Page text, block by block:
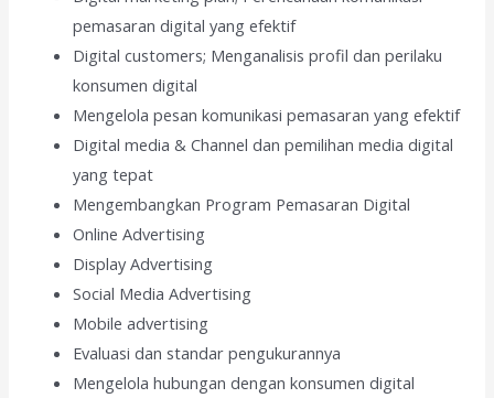
pemasaran digital yang efektif
Digital customers; Menganalisis profil dan perilaku
konsumen digital
Mengelola pesan komunikasi pemasaran yang efektif
Digital media & Channel dan pemilihan media digital
yang tepat
Mengembangkan Program Pemasaran Digital
Online Advertising
Display Advertising
Social Media Advertising
Mobile advertising
Evaluasi dan standar pengukurannya
Mengelola hubungan dengan konsumen digital